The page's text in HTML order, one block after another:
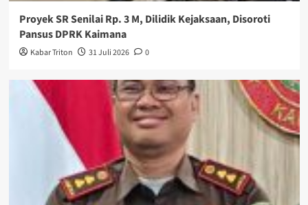
Proyek SR Senilai Rp. 3 M, Dilidik Kejaksaan, Disoroti
Pansus DPRK Kaimana
Kabar Triton 31 Juli 2026 0